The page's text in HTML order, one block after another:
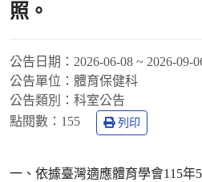
照。
公告日期： 2026-06-08 ~ 2026-09-
公告單位： 體育保健科
公告類別： 科室公告
點閱數： 155 列印
一、依據臺灣適應體育學會115年